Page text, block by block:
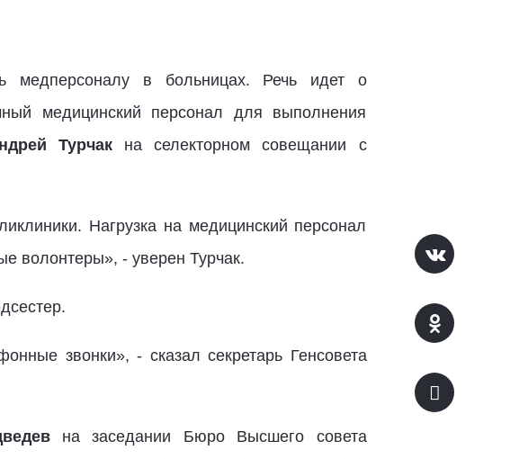
медперсоналу в больницах. Речь идет о
медицинский персонал для выполнения
Турчакна селекторном совещании с
Нагрузка на медицинский персонал
волонтеры», - уверен Турчак.
звонки», - сказал секретарь Генсовета
на заседании Бюро Высшего совета